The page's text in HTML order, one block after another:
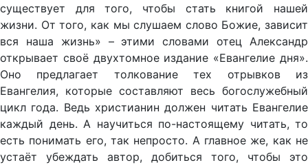
существует для того, чтобы стать книгой нашей
жизни. От того, как мы слушаем слово Божие, зависит
вся наша жизнь» – этими словами отец Александр
открывает своё двухтомное издание «Евангелие дня».
Оно предлагает толкование тех отрывков из
Евангелия, которые составляют весь богослужебный
цикл года. Ведь христианин должен читать Евангелие
каждый день. А научиться по-настоящему читать, то
есть понимать его, так непросто. А главное же, как не
устаёт убеждать автор, добиться того, чтобы это